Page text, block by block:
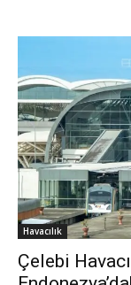
Havacılık
Çelebi